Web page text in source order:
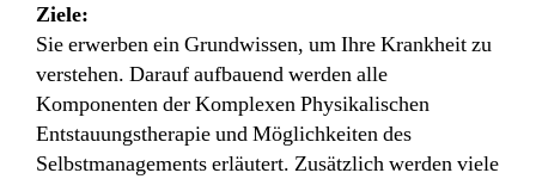
Ziele:
Sie erwerben ein Grundwissen, um Ihre Krankheit zu
verstehen. Darauf aufbauend werden alle
Komponenten der Komplexen Physikalischen
Entstauungstherapie und Möglichkeiten des
Selbstmanagements erläutert. Zusätzlich werden viele